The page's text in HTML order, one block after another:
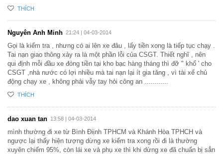
THÍCH
Nguyên Anh Minh 21:24 | 04-03-2014
Gọi là kiểm tra , nhưng có ai lên xe đâu , lấy tiền xong là tiếp tục chạy .
Tai nạn giao thông xảy ra là một phần lỗi của CSGT. Thiết nghĩ , nên
qui định mỗi đầu xe đóng tiền tại kho bạc hàng tháng thì đỡ " khổ ' cho
CSGT ,nhà nước có lợi nhiều mà tai nạn lại ít gia tăng , vì tài xế chủ
động chạy xe , không phải vẫy tay hỏi công an ............
THÍCH
dao xuan tan 13:58 | 04-03-2014
mình thường đi xe từ Bình Điịnh TPHCM và Khánh Hòa TPHCH và
ngược lại thấy hiện tượng dừng xe kiểm tra xong rồi đi là thường
xuyên chiếm 95%, còn lái xe và phụ xe thì khi dừng xe đã chuẩn bị sẳn